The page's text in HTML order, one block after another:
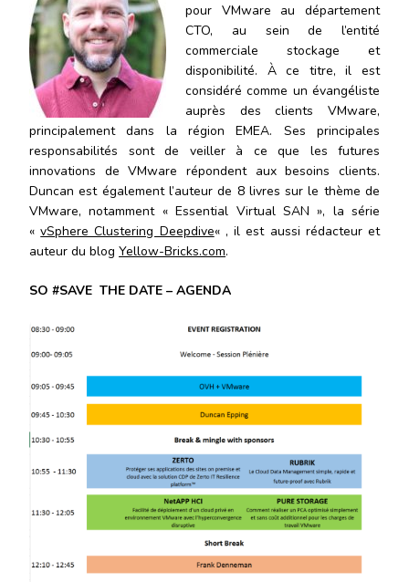
pour VMware au département
CTO, au sein de l’entité
commerciale stockage et
disponibilité. À ce titre, il est
considéré comme un évangéliste
auprès des clients VMware,
principalement dans la région EMEA. Ses principales
responsabilités sont de veiller à ce que les futures
innovations de VMware répondent aux besoins clients.
Duncan est également l’auteur de 8 livres sur le thème de
VMware, notamment « Essential Virtual SAN », la série
«vSphere Clustering Deepdive« , il est aussi rédacteur et
auteur du blog Yellow-Bricks.com.
SO #SAVE THE DATE – AGENDA